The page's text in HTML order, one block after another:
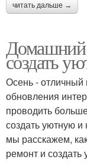
читать дальше →
Домашний
создать
Осень -
обновления
проводить
создать уютную и
мы расскажем,
ремонт и создать